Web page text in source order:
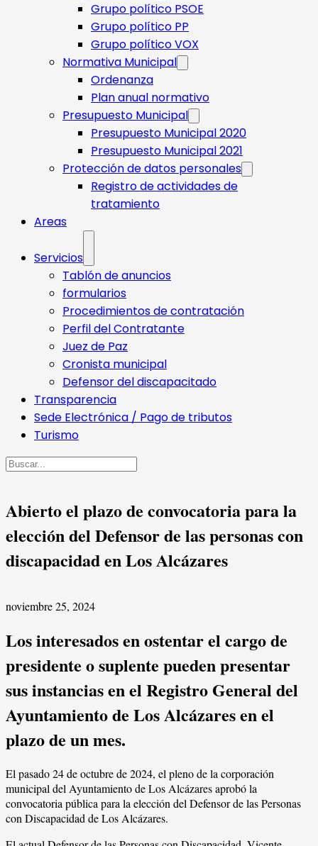
Grupo político PSOE
Grupo político PP
Grupo político VOX
Normativa Municipal
Ordenanza
Plan anual normativo
Presupuesto Municipal
Presupuesto Municipal 2020
Presupuesto Municipal 2021
Protección de datos personales
Registro de actividades de
tratamiento
Areas
Servicios
Tablón de anuncios
formularios
Procedimientos de contratación
Perfil del Contratante
Juez de Paz
Cronista municipal
Defensor del discapacitado
Transparencia
Sede Electrónica / Pago de tributos
Turismo
Buscar
Abierto el plazo de convocatoria para la
elección del Defensor de las personas con
discapacidad en Los Alcázares
noviembre 25, 2024
Los interesados en ostentar el cargo de
presidente o suplente pueden presentar
sus instancias en el Registro General del
Ayuntamiento de Los Alcázares en el
plazo de un mes.
El pasado 24 de octubre de 2024, el pleno de la corporación
municipal del Ayuntamiento de Los Alcázares aprobó la
convocatoria pública para la elección del Defensor de las Personas
con Discapacidad de Los Alcázares.